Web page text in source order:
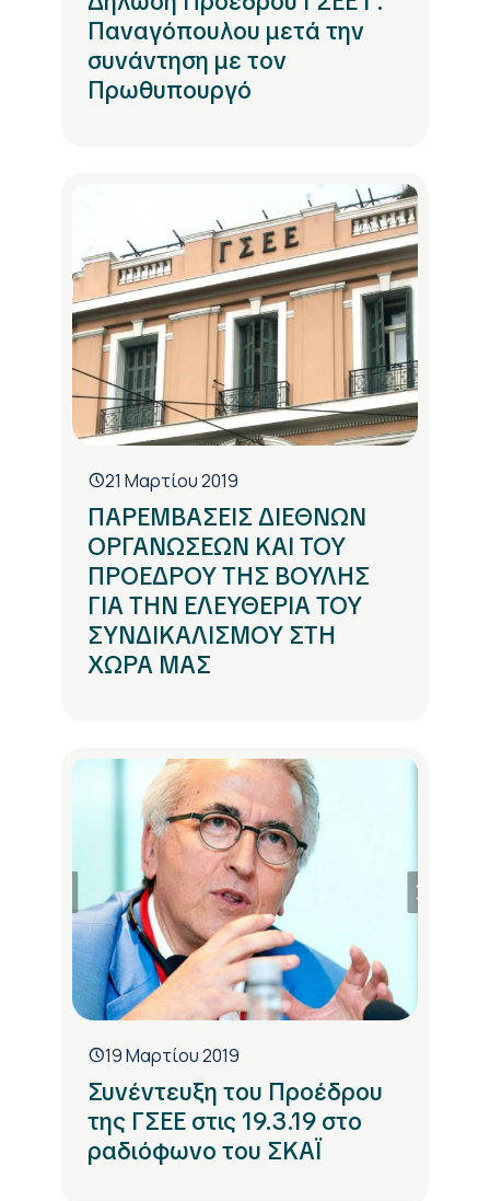
Παναγόπουλου μετά την
συνάντηση με τον
Πρωθυπουργό
21 Μαρτίου 2019
ΠΑΡΕΜΒΑΣΕΙΣ ΔΙΕΘΝΩΝ
ΟΡΓΑΝΩΣΕΩΝ ΚΑΙ ΤΟΥ
ΠΡΟΕΔΡΟΥ ΤΗΣ ΒΟΥΛΗΣ
ΓΙΑ ΤΗΝ ΕΛΕΥΘΕΡΙΑ ΤΟΥ
ΣΥΝΔΙΚΑΛΙΣΜΟΥ ΣΤΗ
ΧΩΡΑ ΜΑΣ
19 Μαρτίου 2019
Συνέντευξη του Προέδρου
της ΓΣΕΕ στις 19.3.19 στο
ραδιόφωνο του ΣΚΑΪ